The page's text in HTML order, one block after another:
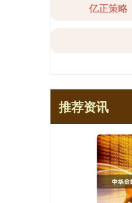
亿正策略
推荐资讯